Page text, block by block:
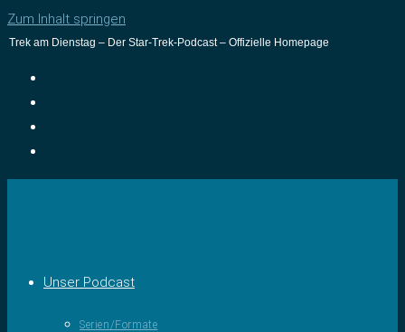
Zum Inhalt springen
Trek am Dienstag – Der Star-Trek-Podcast – Offizielle Homepage
Unser Podcast
Serien/Formate